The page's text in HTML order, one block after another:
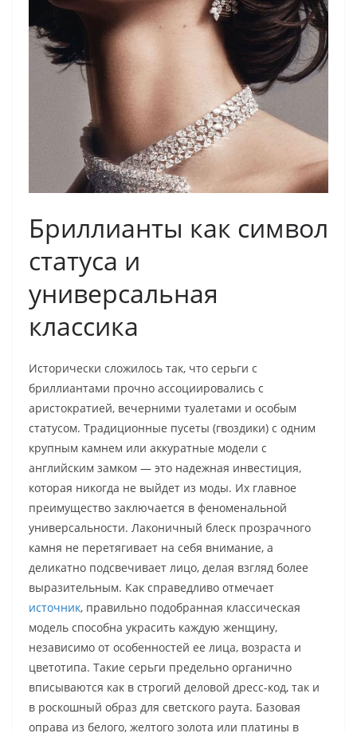
Бриллианты как символ
статуса и
универсальная
классика
Исторически сложилось так, что серьги с
бриллиантами прочно ассоциировались с
аристократией, вечерними туалетами и особым
статусом. Традиционные пусеты (гвоздики) с одним
крупным камнем или аккуратные модели с
английским замком — это надежная инвестиция,
которая никогда не выйдет из моды. Их главное
преимущество заключается в феноменальной
универсальности. Лаконичный блеск прозрачного
камня не перетягивает на себя внимание, а
деликатно подсвечивает лицо, делая взгляд более
выразительным. Как справедливо отмечает
источник, правильно подобранная классическая
модель способна украсить каждую женщину,
независимо от особенностей ее лица, возраста и
цветотипа. Такие серьги предельно органично
вписываются как в строгий деловой дресс-код, так и
в роскошный образ для светского раута. Базовая
оправа из белого, желтого золота или платины в